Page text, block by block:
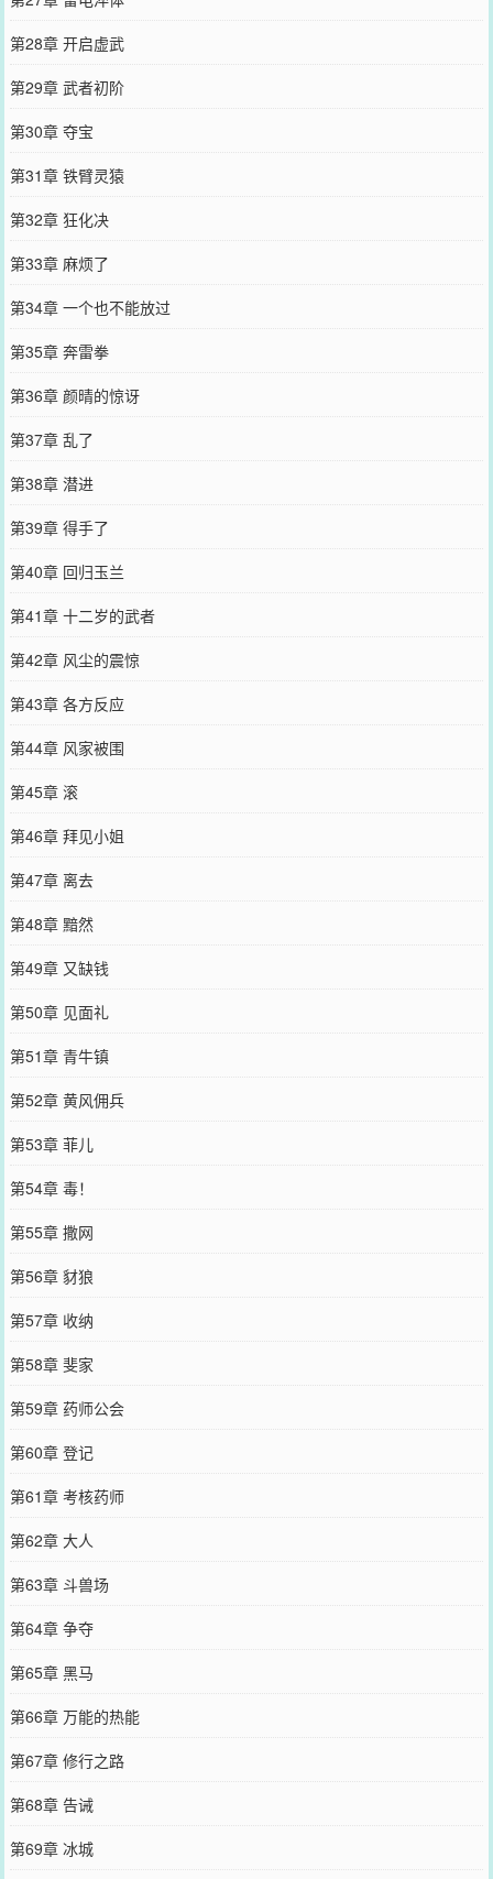
第28章 开启虚武
第29章 武者初阶
第30章 夺宝
第31章 铁臂灵猿
第32章 狂化决
第33章 麻烦了
第34章 一个也不能放过
第35章 奔雷拳
第36章 颜晴的惊讶
第37章 乱了
第38章 潜进
第39章 得手了
第40章 回归玉兰
第41章 十二岁的武者
第42章 风尘的震惊
第43章 各方反应
第44章 风家被围
第45章 滚
第46章 拜见小姐
第47章 离去
第48章 黯然
第49章 又缺钱
第50章 见面礼
第51章 青牛镇
第52章 黄风佣兵
第53章 菲儿
第54章 毒！
第55章 撒网
第56章 豺狼
第57章 收纳
第58章 斐家
第59章 药师公会
第60章 登记
第61章 考核药师
第62章 大人
第63章 斗兽场
第64章 争夺
第65章 黑马
第66章 万能的热能
第67章 修行之路
第68章 告诫
第69章 冰城